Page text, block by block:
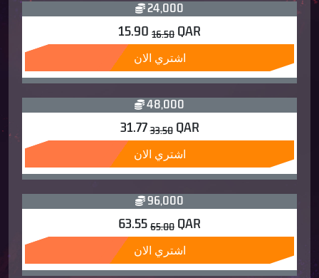
24,000
QAR
16.50
15.90
اشتري الان
48,000
QAR
33.50
31.77
اشتري الان
96,000
QAR
65.00
63.55
اشتري الان